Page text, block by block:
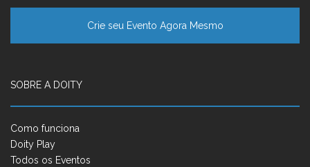
Crie seu Evento Agora Mesmo
SOBRE A DOITY
Como funciona
Doity Play
Todos os Eventos